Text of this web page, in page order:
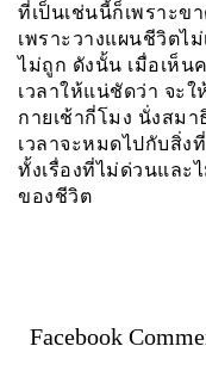
ที่เป็นเช่นนี้ก็เพราะ
เพราะวางแผนชีวิตไ
ไม่ถูก ดังนั้น เมื่อเห็
เวลาให้แน่ชัดว่า จะใ
กายเช้ากี่โมง นั่งสม
เวลาจะหมดไปกับสิ่
ทั้งเรื่องที่ไม่ด่วนแล
ของชีวิต
Facebook